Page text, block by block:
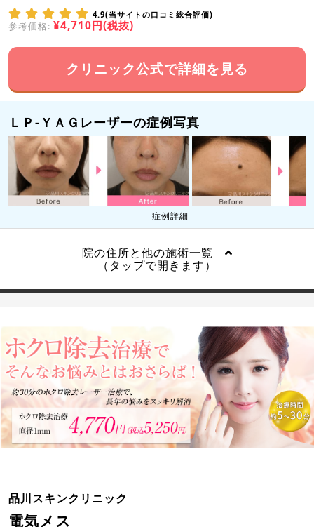
4.9(当サイトの口コミ総合評価)
参考価格: ¥4,710円(税抜)
クリニック公式で詳細を見る
ＬＰ-ＹＡＧレーザーの症例写真
症例詳細
院の住所と他の施術一覧
（タップで開きます）
品川スキンクリニック
電気メス